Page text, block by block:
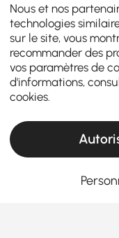
Products in the current
Nous et nos
technologies
sur le site, vous
recommander des
vos paramètres de
d'informations,
cookies